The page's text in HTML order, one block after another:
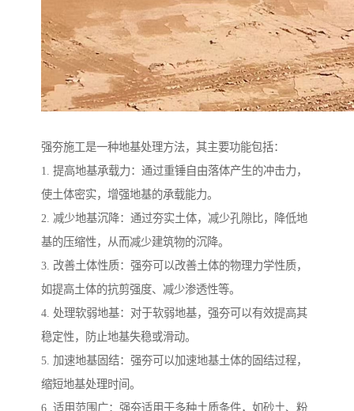
强夯施工是一种地基处理方法，其主要功能包括：
1. 提高地基承载力：通过重锤自由落体产生的冲击力，
使土体密实，增强地基的承载能力。
2. 减少地基沉降：通过夯实土体，减少孔隙比，降低地
基的压缩性，从而减少建筑物的沉降。
3. 改善土体性质：强夯可以改善土体的物理力学性质，
如提高土体的抗剪强度、减少渗透性等。
4. 处理软弱地基：对于软弱地基，强夯可以有效提高其
稳定性，防止地基失稳或滑动。
5. 加速地基固结：强夯可以加速地基土体的固结过程，
缩短地基处理时间。
6. 适用范围广：强夯适用于多种土质条件，如砂土、粉